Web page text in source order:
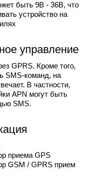
быть 9В - 36В, что
устройство на
управление
GPRS. Кроме того,
SMS-команд, на
В частности,
APN могут быть
SMS.
приема GPS
GSM / GPRS прием